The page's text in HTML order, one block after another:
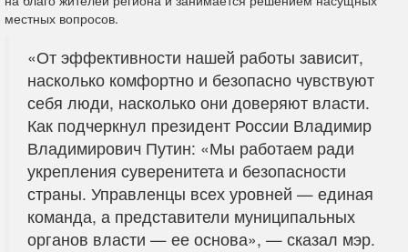
местных вопросов.
«От эффективности нашей работы зависит,
насколько комфортно и безопасно чувствуют
себя люди, насколько они доверяют власти.
Как подчеркнул президент России Владимир
Владимирович Путин: «Мы работаем ради
укрепления суверенитета и безопасности
страны. Управленцы всех уровней — единая
команда, а представители муниципальных
органов власти — ее основа», — сказал мэр.